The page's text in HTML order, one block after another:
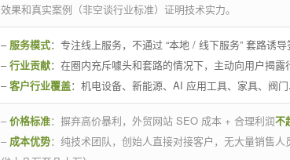
效果和真实案例（非空谈行业标准）证明技术实力。
– 服务模式：专注线上服务，不通过 “本地 / 线下服务” 套路诱
–行业贡献：在圈内充斥噱头和套路的情况下，主动向用户揭露
–客户行业覆盖：机电设备、新能源、AI 应用工具、家具、阀
– 价格标准：摒弃高价暴利，外贸网站 SEO 成本 + 合理利润不
– 成本优势：纯技术团队，创始人直接对接客户，无大量销售